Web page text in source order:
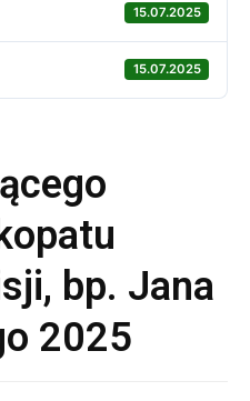
15.07.2025
15.07.2025
bp. Jana
2025